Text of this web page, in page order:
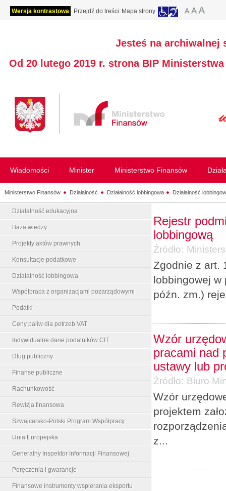
Wersja kontrastowa Przejdź do treści Mapa strony
Jesteś na archiwalnej
Od 20 lutego 2019 r. strona BIP
Wiadomości Minister Ministerstwo Finansów
Ministerstwo Finansów Działalność Działalność lobbingowa Działalność
Działalność edukacyjna
Baza wiedzy
Projekty aktów prawnych
Konsultacje podatkowe
Działalność lobbingowa
Współpraca z organizacjami pozarządowymi
Podatki
Ceny paliw dla potrzeb VAT
Indywidualne dane podatników CIT
Dług publiczny
Finanse publiczne
Rachunkowość
Rewizja finansowa
Szwajcarsko-Polski Program Współpracy
Unia Europejska
Generalny Inspektor Informacji Finansowej
Poręczenia i gwarancje
Finansowe instrumenty wspierania eksportu
Rejestr
lobbingową
Źródło:
Zgodnie z art.
lobbingowej w
późn. zm.)
Wzór
pracami nad
ustawy lub
Źródło: Biuro
Wzór
projektem
z...